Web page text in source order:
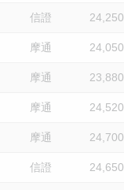
信證 24,250
摩通 24,050
摩通 23,880
摩通 24,520
摩通 24,700
信證 24,650